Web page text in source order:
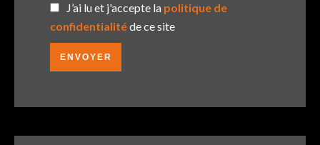
J’ai lu et j'accepte la politique de
confidentialitéde ce site
ENVOYER